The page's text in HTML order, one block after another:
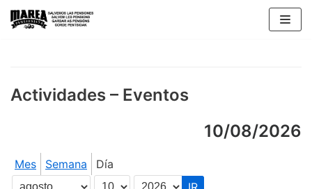
Saltar
Actividades – Eventos
10/08/2026
Mes Semana Día